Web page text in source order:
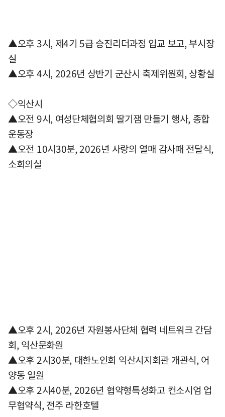
▲오후 3시, 제4기 5급 승진리더과정 입교 보고, 부시장
실
▲오후 4시, 2026년 상반기 군산시 축제위원회, 상황실
◇익산시
▲오전 9시, 여성단체협의회 딸기잼 만들기 행사, 종합
운동장
▲오전 10시30분, 2026년 사랑의 열매 감사패 전달식,
소회의실
▲오후 2시, 2026년 자원봉사단체 협력 네트워크 간담
회, 익산문화원
▲오후 2시30분, 대한노인회 익산시지회관 개관식, 어
양동 일원
▲오후 2시40분, 2026년 협약형특성화고 컨소시엄 업
무협약식, 전주 라한호텔